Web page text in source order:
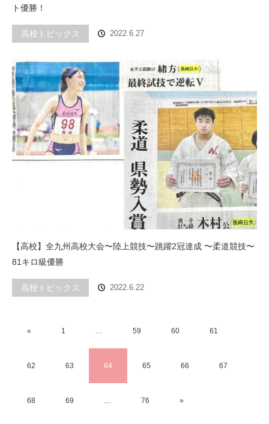
ト優勝！
高校トピックス 2022.6.27
【高校】全九州高校大会〜陸上競技〜跳躍2冠達成 〜柔道競技〜
81キロ級優勝
高校トピックス 2022.6.22
« 1 … 59 60 61
62 63 64 65 66 67
68 69 … 76 »